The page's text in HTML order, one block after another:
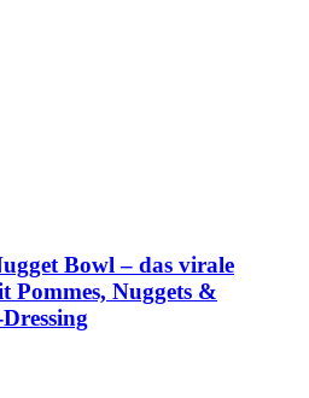
Bowl – das virale
Pommes, Nuggets &